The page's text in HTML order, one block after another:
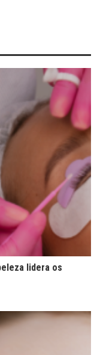
lidera os